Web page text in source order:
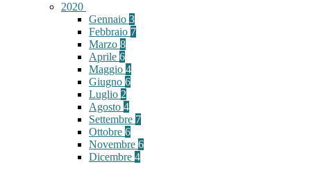
2020
Gennaio 3
Febbraio 7
Marzo 8
Aprile 6
Maggio 4
Giugno 6
Luglio 2
Agosto 4
Settembre 7
Ottobre 6
Novembre 6
Dicembre 4